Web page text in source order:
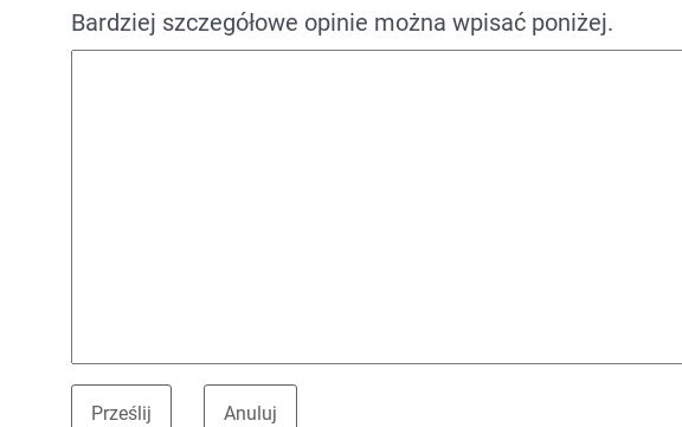
Bardziej szczegółowe opinie można wpisać poniżej.